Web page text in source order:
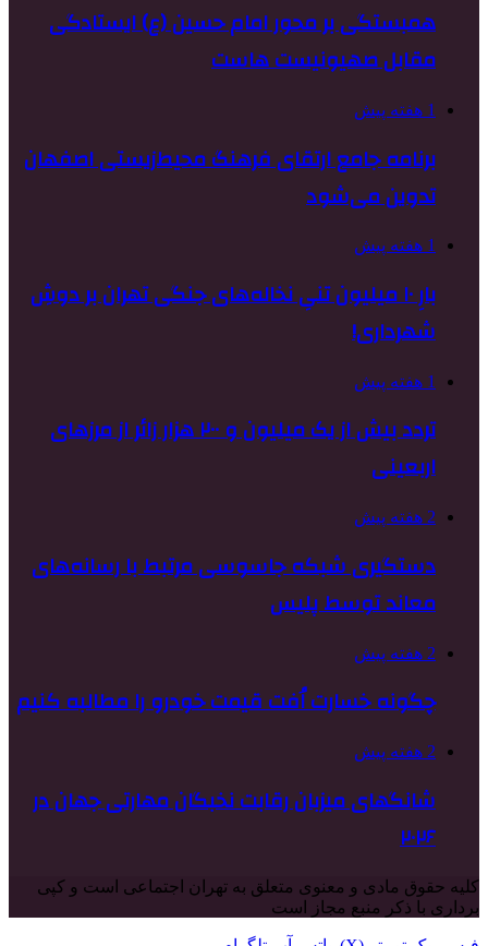
همبستگی بر محور امام حسین (ع) ایستادگی
مقابل صهیونیست هاست
1 هفته پیش
برنامه جامع ارتقای فرهنگ محیط‌زیستی اصفهان
تدوین می‌شود
1 هفته پیش
بارِ ۱۰ میلیون تنیِ نخاله‌های جنگی تهران بر دوشِ
شهرداری!
1 هفته پیش
تردد بیش از یک میلیون و ۲۰۰ هزار زائر از مرزهای
اربعینی
2 هفته پیش
دستگیری شبکه جاسوسی مرتبط با رسانه‌های
معاند توسط پلیس
2 هفته پیش
چگونه خسارت اُفت قیمت خودرو را مطالبه کنیم
2 هفته پیش
شانگهای میزبان رقابت نخبگان مهارتی جهان در
۲۰۲۶
کلیه حقوق مادی و معنوی متعلق به تهران اجتماعی است و کپی
برداری با ذکر منبع مجاز است